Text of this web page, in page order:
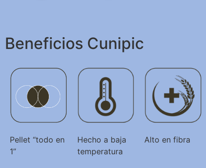
Beneficios Cunipic
Pellet “todo en
1”
Hecho a baja
temperatura
Alto en fibra